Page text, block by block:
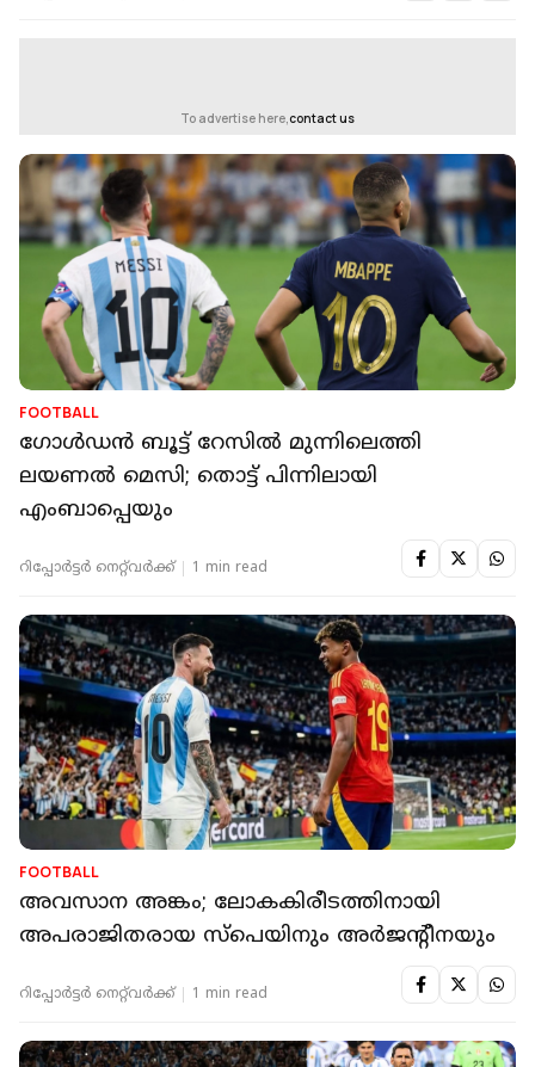
To advertise here,contact us
FOOTBALL
ഗോൾഡൻ ബൂട്ട് റേസിൽ മുന്നിലെത്തി
ലയണൽ മെസി; തൊട്ട് പിന്നിലായി
എംബാപ്പെയും
റിപ്പോർട്ടർ നെറ്റ്‌വര്‍ക്ക്‌ 1 min read
FOOTBALL
അവസാന അങ്കം; ലോകകിരീടത്തിനായി
അപരാജിതരായ സ്പെയിനും അർജന്റീനയും
റിപ്പോർട്ടർ നെറ്റ്‌വര്‍ക്ക്‌ 1 min read